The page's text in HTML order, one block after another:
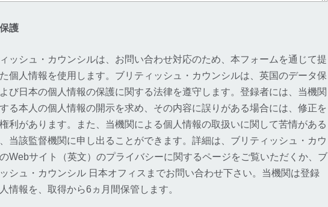
護
ッシュ・カウンシルは、お問い合わせ対応のため、本フォームを通じて提
個人情報を使用します。ブリティッシュ・カウンシルは、英国のデータ保
び日本の個人情報の保護に関する法律を遵守します。登録者には、当機関
る本人の個人情報の開示を求め、その内容に誤りがある場合には、修正を
利があります。また、当機関による個人情報の取扱いに関して苦情がある
当該監督機関に申し出ることができます。詳細は、ブリティッシュ・カウ
Webサイト（英文）のプライバシーに関するページをご覧いただくか、ブ
シュ・カウンシル 日本オフィスまでお問い合わせ下さい。当機関は登録
情報を、取得から6ヵ月間保管します。